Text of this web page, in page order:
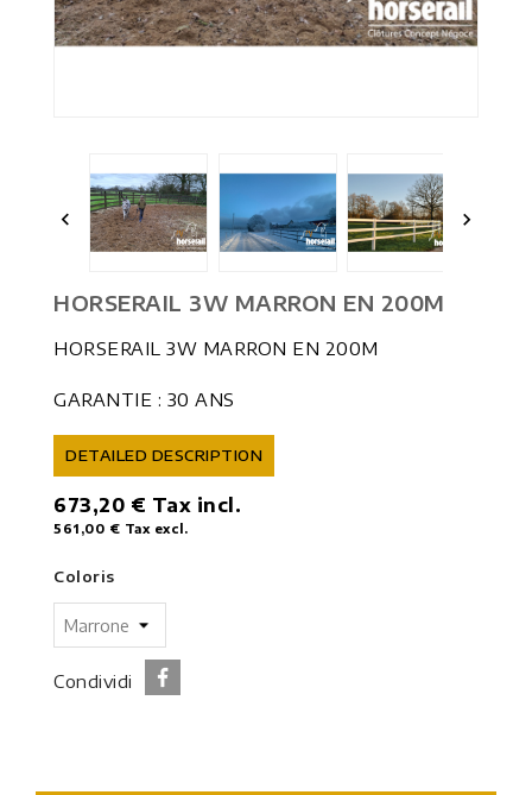
 
HORSERAIL 3W MARRON EN 200M
HORSERAIL 3W MARRON EN 200M
GARANTIE : 30 ANS
DETAILED DESCRIPTION
673,20 € Tax incl.
561,00 € Tax excl.
Coloris
Condividi